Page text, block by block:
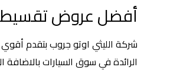
أفضل عروض تقسيط
شركة الليثي اوتو جروب بتقدم
الرائدة في سوق السيارات